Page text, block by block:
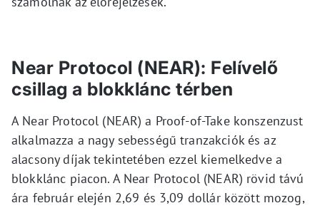
Near Protocol (NEAR): Felívelő
csillag a blokklánc térben
A Near Protocol (NEAR) a Proof-of-Take konszenzust
alkalmazza a nagy sebességű tranzakciók és az
alacsony díjak tekintetében ezzel kiemelkedve a
blokklánc piacon. A Near Protocol (NEAR) rövid távú
ára február elején 2,69 és 3,09 dollár között mozog,